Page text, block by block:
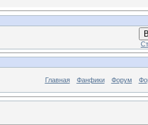
Главная Фанфики Форум